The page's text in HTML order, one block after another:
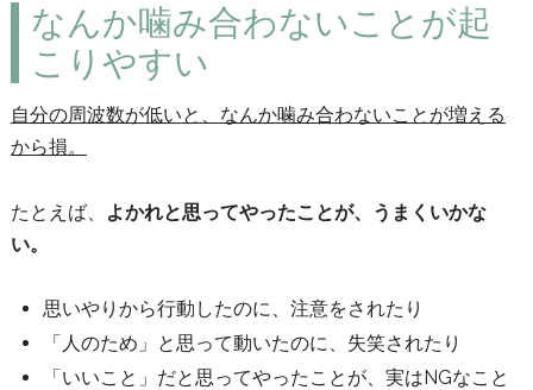
なんか噛み合わないことが起
こりやすい
自分の周波数が低いと、なんか噛み合わないことが増える
から損。
たとえば、
よかれと思ってやったことが、うまくいかな
い。
思いやりから行動したのに、注意をされたり
「人のため」と思って動いたのに、失笑されたり
「いいこと」だと思ってやったことが、実はNGなこと